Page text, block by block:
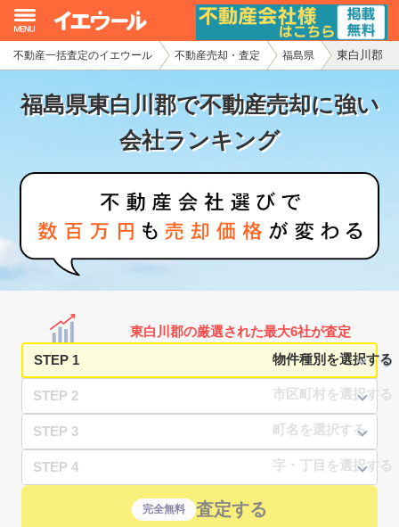
不動産一括査定のイエウール 不動産売却・査定 福島県 東白川郡
福島県東白川郡で不動産売却に強い
会社ランキング
東白川郡の厳選された最大6社が査定
STEP 1
STEP 2
STEP 3
STEP 4
完全無料 査定する
イエウール加盟希望の不動産会社様
初めての方へ
不動産の売却・一括査定
家査定シミュレーター
お問い合わせ